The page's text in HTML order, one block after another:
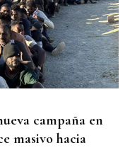
campaña en
masivo hacia